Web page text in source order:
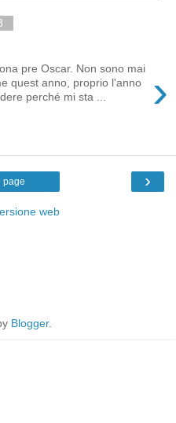
›
pre Oscar. Non sono mai
quest anno, proprio l'anno
perché mi sta ...
›
page
web
Blogger.